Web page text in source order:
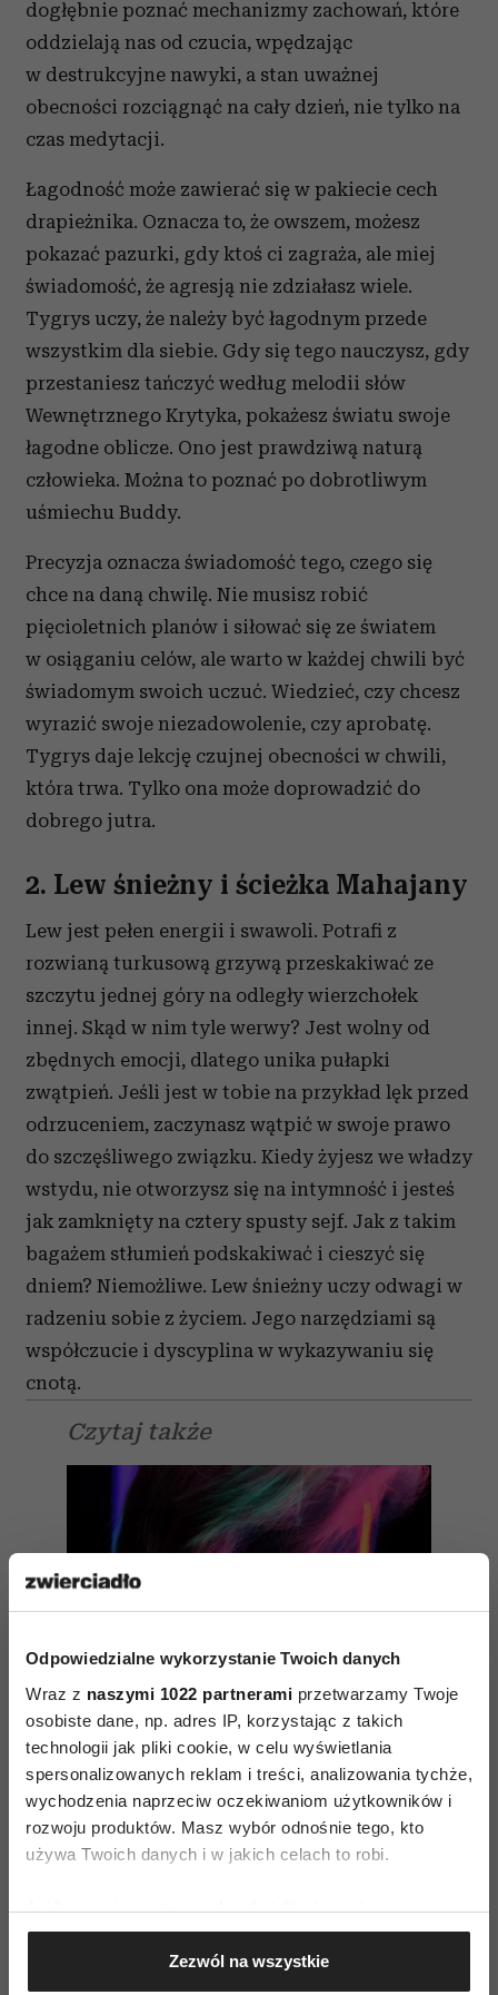
Odpowiedzialne wykorzystanie Twoich danych
Wraz z naszymi 1022 partnerami przetwarzamy Twoje
osobiste dane, np. adres IP, korzystając z takich
technologii jak pliki cookie, w celu wyświetlania
spersonalizowanych reklam i treści, analizowania tychże,
wychodzenia naprzeciw oczekiwaniom użytkowników i
rozwoju produktów. Masz wybór odnośnie tego, kto
używa Twoich danych i w jakich celach to robi.
Jeśli wyrazisz na to zgodę, chcielibyśmy również:
Gromadzić dane dotyczące Twojej lokalizacji
geograficznej z dokładnością nawet do kilku metrów
Zezwól na wszystkie
dogłębnie poznać mechanizmy zachowań, które
oddzielają nas od czucia, wpędzając
w destrukcyjne nawyki, a stan uważnej
obecności rozciągnąć na cały dzień, nie tylko na
czas medytacji.
Łagodność może zawierać się w pakiecie cech
drapieżnika. Oznacza to, że owszem, możesz
pokazać pazurki, gdy ktoś ci zagraża, ale miej
świadomość, że agresją nie zdziałasz wiele.
Tygrys uczy, że należy być łagodnym przede
wszystkim dla siebie. Gdy się tego nauczysz, gdy
przestaniesz tańczyć według melodii słów
Wewnętrznego Krytyka, pokażesz światu swoje
łagodne oblicze. Ono jest prawdziwą naturą
człowieka. Można to poznać po dobrotliwym
uśmiechu Buddy.
Precyzja oznacza świadomość tego, czego się
chce na daną chwilę. Nie musisz robić
pięcioletnich planów i siłować się ze światem
w osiąganiu celów, ale warto w każdej chwili być
świadomym swoich uczuć. Wiedzieć, czy chcesz
wyrazić swoje niezadowolenie, czy aprobatę.
Tygrys daje lekcję czujnej obecności w chwili,
która trwa. Tylko ona może doprowadzić do
dobrego jutra.
2. Lew śnieżny i ścieżka Mahajany
Lew jest pełen energii i swawoli. Potrafi z
rozwianą turkusową grzywą przeskakiwać ze
szczytu jednej góry na odległy wierzchołek
innej. Skąd w nim tyle werwy? Jest wolny od
zbędnych emocji, dlatego unika pułapki
zwątpień. Jeśli jest w tobie na przykład lęk przed
odrzuceniem, zaczynasz wątpić w swoje prawo
do szczęśliwego związku. Kiedy żyjesz we władzy
wstydu, nie otworzysz się na intymność i jesteś
jak zamknięty na cztery spusty sejf. Jak z takim
bagażem stłumień podskakiwać i cieszyć się
dniem? Niemożliwe. Lew śnieżny uczy odwagi w
radzeniu sobie z życiem. Jego narzędziami są
współczucie i dyscyplina w wykazywaniu się
cnotą.
Czytaj także
Czy potrafisz sobie współczuć?
Współczucie jest otwarciem serca na innych. Gdy
dotkniesz swoich wypieranych dotąd emocji,